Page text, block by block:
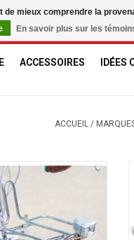
ACCESSOIRES IDÉES
ACCUEIL /
Porte bagage avant
à montage plat
AU PANIER
mieux comprendre la
En savoir plus sur les